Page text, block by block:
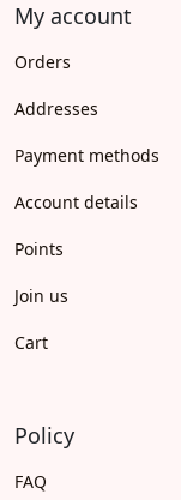
My account
Orders
Addresses
Payment methods
Account details
Points
Join us
Cart
Policy
FAQ